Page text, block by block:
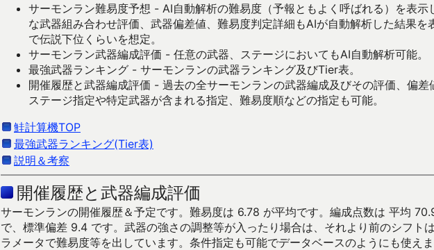
サーモンラン難易度予想 - AI自動解析の難易度（予報ともよく呼ばれる）を表示
な武器組み合わせ評価、武器偏差値、難易度判定詳細もAIが自動解析した結果を
で伝説下位くらいを想定。
サーモンラン武器編成評価 - 任意の武器、ステージにおいてもAI自動解析可能。
最強武器ランキング - サーモンランの武器ランキング及びTier表。
開催履歴と武器編成評価 - 過去の全サーモンランの武器編成及びその評価、偏差
ステージ指定や特定武器が含まれる指定、難易度順などの指定も可能。
鮭計算機TOP
最強武器ランキング(Tier表)
説明＆考察
開催履歴と武器編成評価
サーモンランの開催履歴＆予定です。難易度は 6.78 が平均です。編成点数は 平均
で、標準偏差 9.4 です。武器の強さの調整等が入ったり場合は、それより前のシフト
ラメータで難易度等を出しています。条件指定も可能でデータベースのようにも使え